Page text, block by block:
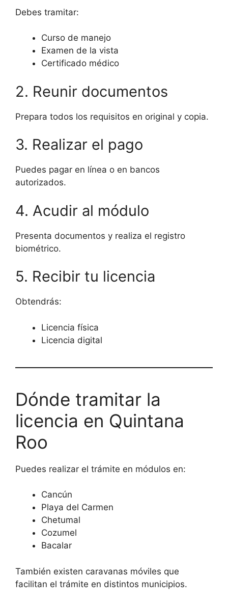
Debes tramitar:
Curso de manejo
Examen de la vista
Certificado médico
2. Reunir documentos
Prepara todos los requisitos en original y copia.
3. Realizar el pago
Puedes pagar en línea o en bancos
autorizados.
4. Acudir al módulo
Presenta documentos y realiza el registro
biométrico.
5. Recibir tu licencia
Obtendrás:
Licencia física
Licencia digital
Dónde tramitar la
licencia en Quintana
Roo
Puedes realizar el trámite en módulos en:
Cancún
Playa del Carmen
Chetumal
Cozumel
Bacalar
También existen caravanas móviles que
facilitan el trámite en distintos municipios.